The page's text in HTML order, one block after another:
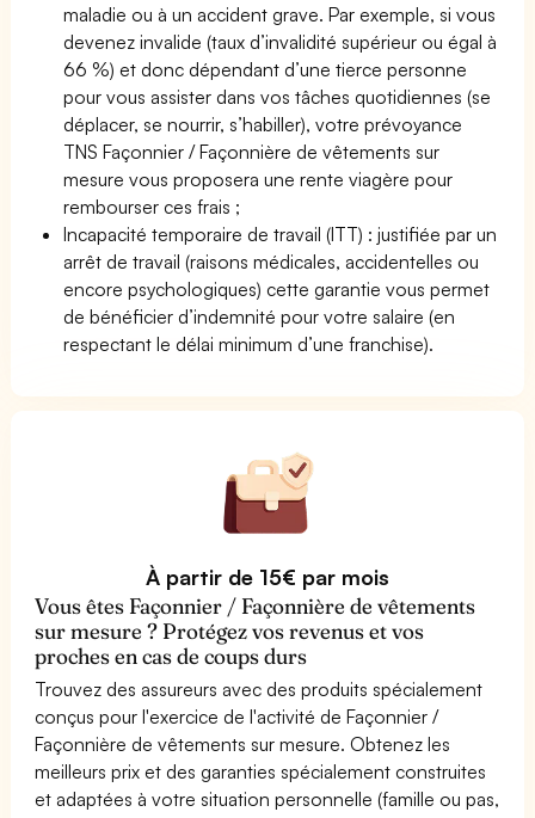
maladie ou à un accident grave. Par exemple, si vous
devenez invalide (taux d’invalidité supérieur ou égal à
66 %) et donc dépendant d’une tierce personne
pour vous assister dans vos tâches quotidiennes (se
déplacer, se nourrir, s’habiller), votre prévoyance
TNS Façonnier / Façonnière de vêtements sur
mesure vous proposera une rente viagère pour
rembourser ces frais ;
Incapacité temporaire de travail (ITT) : justifiée par un
arrêt de travail (raisons médicales, accidentelles ou
encore psychologiques) cette garantie vous permet
de bénéficier d’indemnité pour votre salaire (en
respectant le délai minimum d’une franchise).
À partir de 15€ par mois
Vous êtes Façonnier / Façonnière de vêtements
sur mesure ? Protégez vos revenus et vos
proches en cas de coups durs
Trouvez des assureurs avec des produits spécialement
conçus pour l'exercice de l'activité de Façonnier /
Façonnière de vêtements sur mesure. Obtenez les
meilleurs prix et des garanties spécialement construites
et adaptées à votre situation personnelle (famille ou pas,